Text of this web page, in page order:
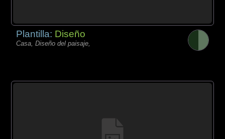
Plantilla: Diseño
Casa, Diseño del paisaje,